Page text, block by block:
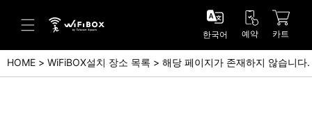
도움말/문의
한국어 예약 카트
HOME WiFiBOX설치 장소 목록 해당 페이지가 존재하지 않습니다.